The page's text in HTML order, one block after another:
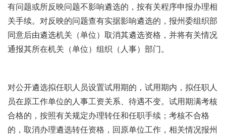
有问题或所反映问题不影响遴选的，按有关程序申报办理相
关手续。对反映的问题查有实据影响遴选的，报州委组织部
同意后由遴选机关（单位）取消其遴选资格，并将有关情况
通报其所在机关（单位）组织（人事）部门。
对公开遴选拟任职人员设置试用期的，试用期内，拟任职人
员在原工作单位的人事工资关系、待遇不变。试用期满考核
合格的，按照有关规定办理转任和任职手续；考核不合格
的，取消办理遴选转任资格，回原单位工作，相关情况报州